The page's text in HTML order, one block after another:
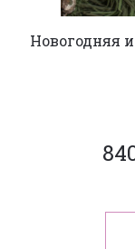
Новогодняя